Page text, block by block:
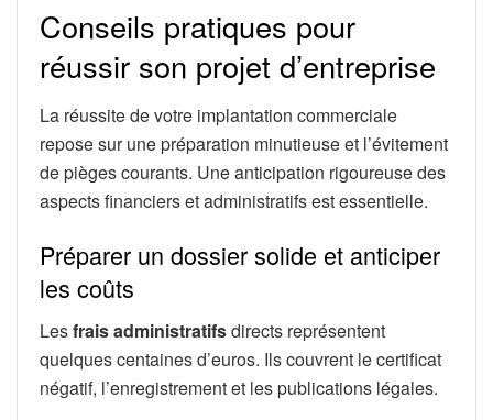
Conseils pratiques pour
réussir son projet d’entreprise
La réussite de votre implantation commerciale
repose sur une préparation minutieuse et l’évitement
de pièges courants. Une anticipation rigoureuse des
aspects financiers et administratifs est essentielle.
Préparer un dossier solide et anticiper
les coûts
Lesfrais administratifsdirects représentent
quelques centaines d’euros. Ils couvrent le certificat
négatif, l’enregistrement et les publications légales.